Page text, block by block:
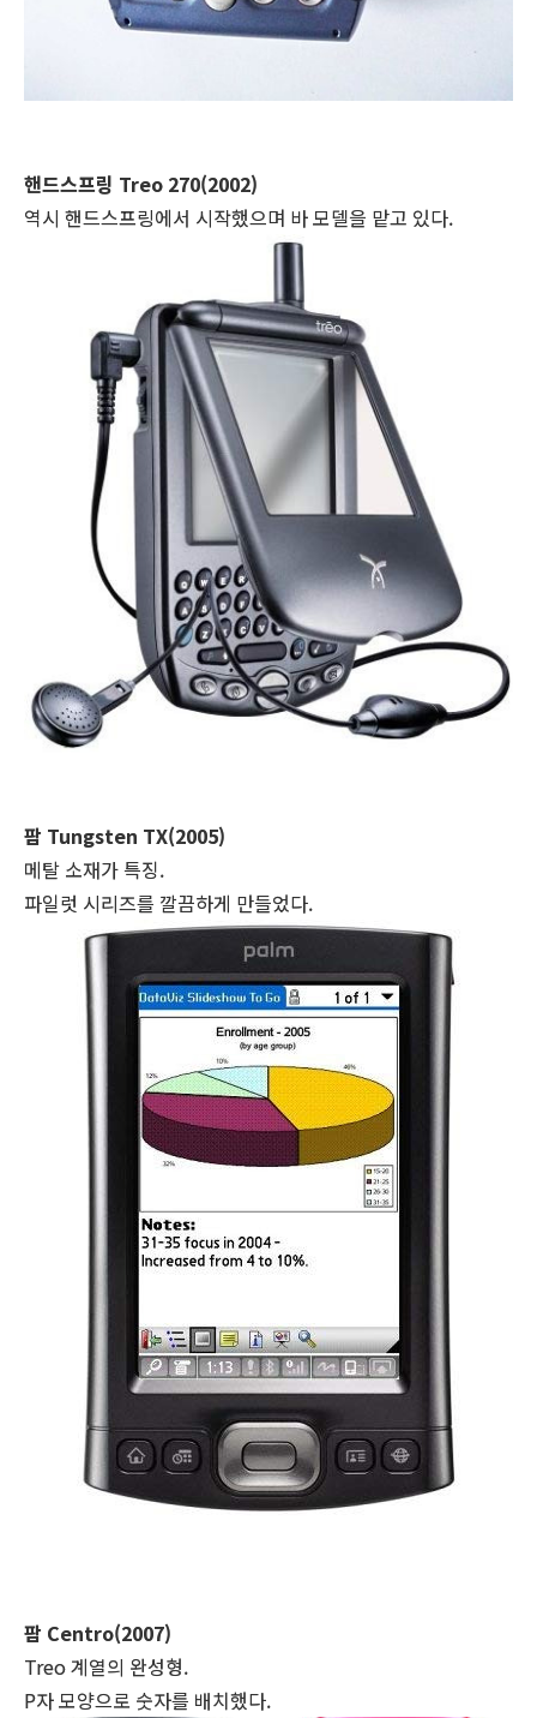
핸드스프링 Treo 270(2002)
역시 핸드스프링에서 시작했으며 바 모델을 맡고 있다.
팜 Tungsten TX(2005)
메탈 소재가 특징.
파일럿 시리즈를 깔끔하게 만들었다.
팜 Centro(2007)
Treo 계열의 완성형.
P자 모양으로 숫자를 배치했다.